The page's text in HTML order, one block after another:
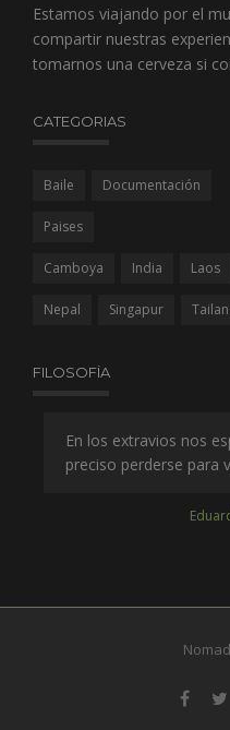
Estamos viajando por el
compartir nuestras
tomarnos una cerveza si
CATEGORIAS
Baile Documentación
Paises
Camboya India Laos
Nepal Singapur
FILOSOFÍA
En los extravios nos
preciso perderse para